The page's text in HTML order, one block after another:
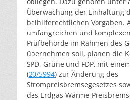
Überwachung der Einhaltung
beihilferechtlichen Vorgaben.
umfangreichen und
Prüfbehörde im Rahmen des
übernehmen soll, planen die
SPD, Grüne und FDP, mit
(20/5994) zur Änderung des
Strompreisbremsegesetzes
des Erdgas-Wärme-